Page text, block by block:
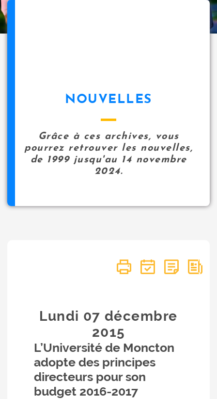
NOUVELLES
Grâce à ces archives, vous
pourrez retrouver les nouvelles,
de 1999 jusqu'au 14 novembre
2024.
Lundi 07 décembre
2015
L’Université de Moncton
adopte des principes
directeurs pour son
budget 2016-2017